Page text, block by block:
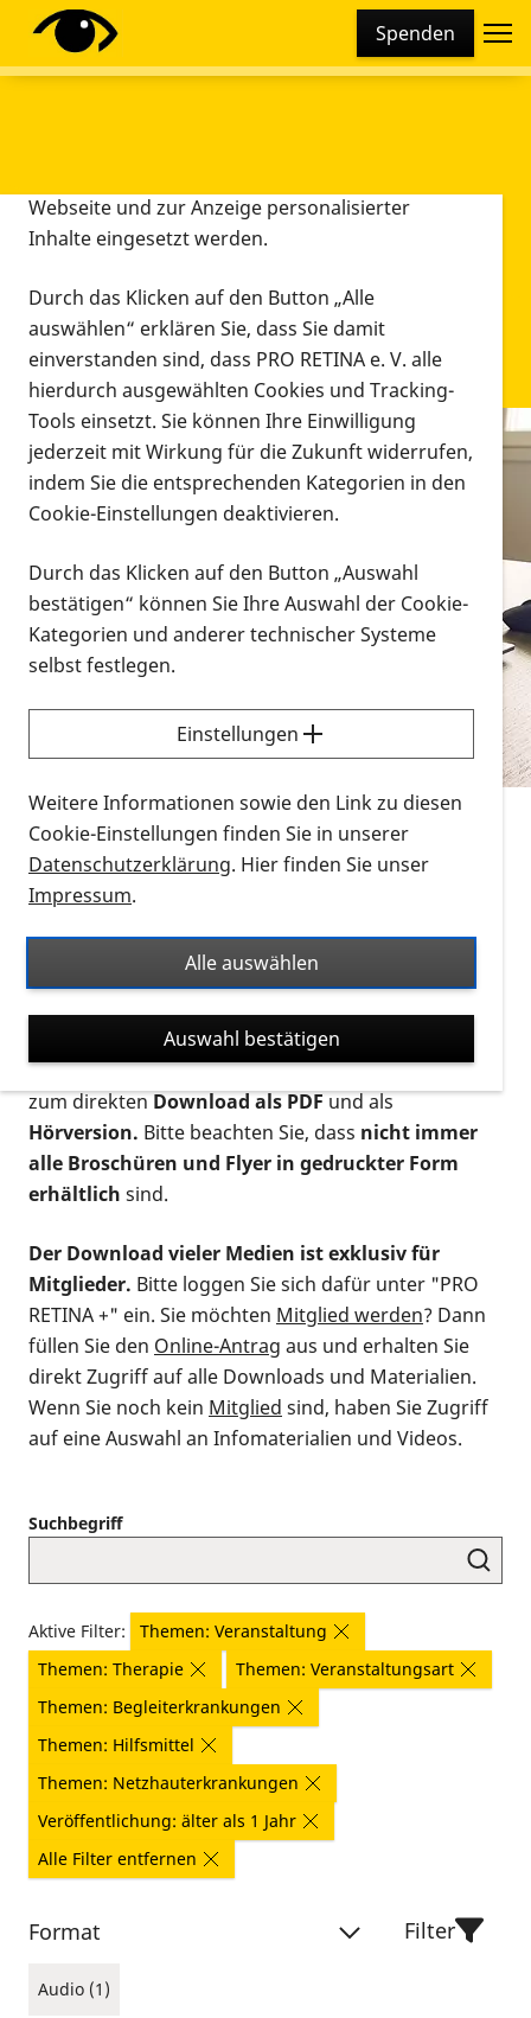
Spenden
Infomaterial
Infomaterial
Vorlesen
Alle Infomaterialien in verschiedenen
Formaten an einem Ort
Sie möchten wissen, wie Sie nach Infonmaterial
suchen und dieses bestellen bzw. herunterladen
können? Schauen Sie sich dieErklärvideos zum
Thema Infomaterial auf der PRO RETINA-Website
für blinde und sehbehinderte Menschen an.
Auf dieser Seite finden Sie sämtliches Infomaterial
Ort. Nutzen Sie den Formatfilter, um ausschließlich
nach Flyern und Broschüren, Audios oder Videos zu
suchen. Die meisten Flyer und Broschüren werden in
verschiedenen Formaten angeboten: zur
postalischen Bestellung als gedruckte Variante
zum direktenDownload als PDFund als
Hörversion. Bitte beachten Sie, dass nicht immer
alle Broschüren und Flyer in gedruckter Form
erhältlich sind.
Der Download vieler Medien ist exklusiv für
Mitglieder. Bitte loggen Sie sich dafür unter "PRO
RETINA +" ein. Sie möchten Mitglied werden? Dann
füllen Sie den Online-Antrag aus und erhalten Sie
direkt Zugriff auf alle Downloads und Materialien.
Wenn Sie noch kein Mitglied sind, haben Sie Zugriff
auf eine Auswahl an Infomaterialien und Videos.
Suchbegriff
Aktive Filter:
Themen: Veranstaltung
Themen: Therapie
Themen: Veranstaltungsart
Themen: Begleiterkrankungen
Themen: Hilfsmittel
Themen: Netzhauterkrankungen
Veröffentlichung: älter als 1 Jahr
Alle Filter entfernen
Format
Audio (1)
Filter
Diese Webseite setzt verschiedene Cookies und
Tracking-Tools ein. Dies beinhaltet Cookies und
Webseite und zur Anzeige personalisierter
Inhalte eingesetzt werden.
Durch das Klicken auf den Button „Alle
auswählen“ erklären Sie, dass Sie damit
einverstanden sind, dass PRO RETINA e. V. alle
hierdurch ausgewählten Cookies und Tracking-
Tools einsetzt. Sie können Ihre Einwilligung
jederzeit mit Wirkung für die Zukunft widerrufen,
indem Sie die entsprechenden Kategorien in den
Cookie-Einstellungen deaktivieren.
Durch das Klicken auf den Button „Auswahl
bestätigen“ können Sie Ihre Auswahl der Cookie-
Kategorien und anderer technischer Systeme
selbst festlegen.
Einstellungen
Weitere Informationen sowie den Link zu diesen
Cookie-Einstellungen finden Sie in unserer
Datenschutzerklärung. Hier finden Sie unser
Impressum.
Alle auswählen
Auswahl bestätigen